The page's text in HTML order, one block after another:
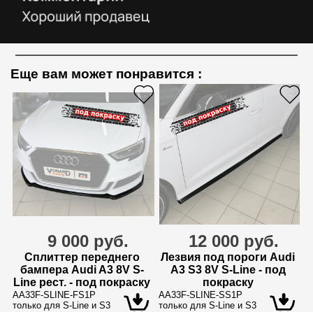
Еще вам может понравится :
9 000 руб.
Сплиттер переднего
бампера Audi A3 8V S-
Line рест. - под покраску
AA33F-SLINE-FS1P
только для S-Line и S3
12 000 руб.
Лезвия под пороги Audi
A3 S3 8V S-Line - под
покраску
AA33F-SLINE-SS1P
только для S-Line и S3